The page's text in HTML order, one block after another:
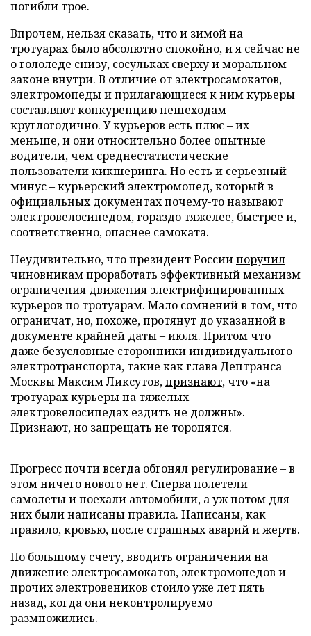
погибли трое.
Впрочем, нельзя сказать, что и зимой на
тротуарах было абсолютно спокойно, и я сейчас не
о гололеде снизу, сосульках сверху и моральном
законе внутри. В отличие от электросамокатов,
электромопеды и прилагающиеся к ним курьеры
составляют конкуренцию пешеходам
круглогодично. У курьеров есть плюс – их
меньше, и они относительно более опытные
водители, чем среднестатистические
пользователи кикшеринга. Но есть и серьезный
минус – курьерский электромопед, который в
официальных документах почему-то называют
электровелосипедом, гораздо тяжелее, быстрее и,
соответственно, опаснее самоката.
Неудивительно, что президент Россиипоручил
чиновникам проработать эффективный механизм
ограничения движения электрифицированных
курьеров по тротуарам. Мало сомнений в том, что
ограничат, но, похоже, протянут до указанной в
документе крайней даты – июля. Притом что
даже безусловные сторонники индивидуального
электротранспорта, такие как глава Дептранса
Москвы Максим Ликсутов,признают, что «на
тротуарах курьеры на тяжелых
электровелосипедах ездить не должны».
Признают, но запрещать не торопятся.
Прогресс почти всегда обгонял регулирование – в
этом ничего нового нет. Сперва полетели
самолеты и поехали автомобили, а уж потом для
них были написаны правила. Написаны, как
правило, кровью, после страшных аварий и жертв.
По большому счету, вводить ограничения на
движение электросамокатов, электромопедов и
прочих электровеников стоило уже лет пять
назад, когда они неконтролируемо
размножились.